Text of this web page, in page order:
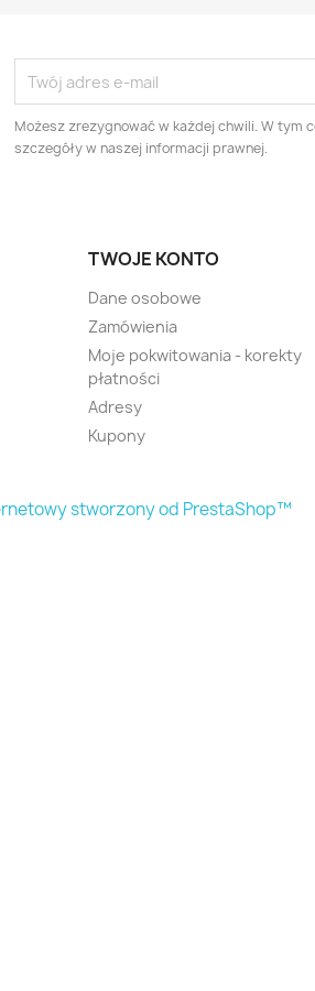
Możesz zrezygnować w każdej chwili. W tym
szczegóły w naszej informacji prawnej.
TWOJE KONTO
Dane osobowe
Zamówienia
Moje pokwitowania - korekty
płatności
Adresy
Kupony
stworzony od PrestaShop™